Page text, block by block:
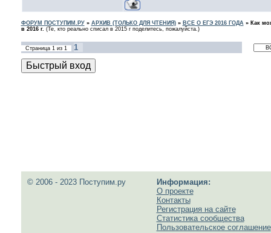
ФОРУМ ПОСТУПИМ.РУ» АРХИВ (ТОЛЬКО ДЛЯ ЧТЕНИЯ)» ВСЕ О ЕГЭ 2016 ГОДА » Как
в 2016 г. (Те, кто реально списал в 2015 г поделитесь, пожалуйста.)
Страница 1из 1 1
© 2006 - 2023 Поступим.ру
Информация:
О проекте
Контакты
Регистрация на сайте
Статистика сообщества
Пользовательское соглашение